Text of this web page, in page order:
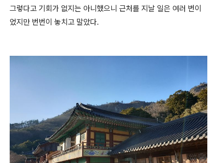
그렇다고 기회가 없지는 아니했으니 근처를 지날 일은 여러 번이
었지만 번번이 놓치고 말았다.